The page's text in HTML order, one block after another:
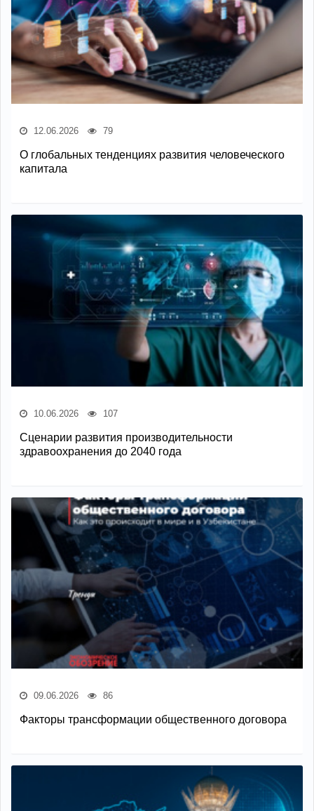
12.06.2026 79
О глобальных тенденциях развития человеческого
капитала
10.06.2026 107
Сценарии развития производительности
здравоохранения до 2040 года
09.06.2026 86
Факторы трансформации общественного договора